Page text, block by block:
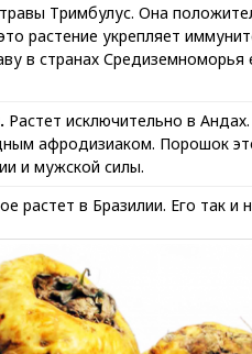
Тримбулус. Она
растение укрепляет
в странах
Растет исключительно в
афродизиаком. Порошок
и мужской силы.
растет в Бразилии. Его так и